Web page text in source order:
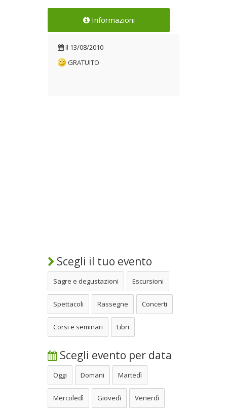
Informazioni
Il 13/08/2010
GRATUITO
Scegli il tuo evento
Sagre e degustazioni Escursioni
Spettacoli Rassegne Concerti
Corsi e seminari Libri
Scegli evento per data
Oggi Domani Martedì
Mercoledì Giovedì Venerdì